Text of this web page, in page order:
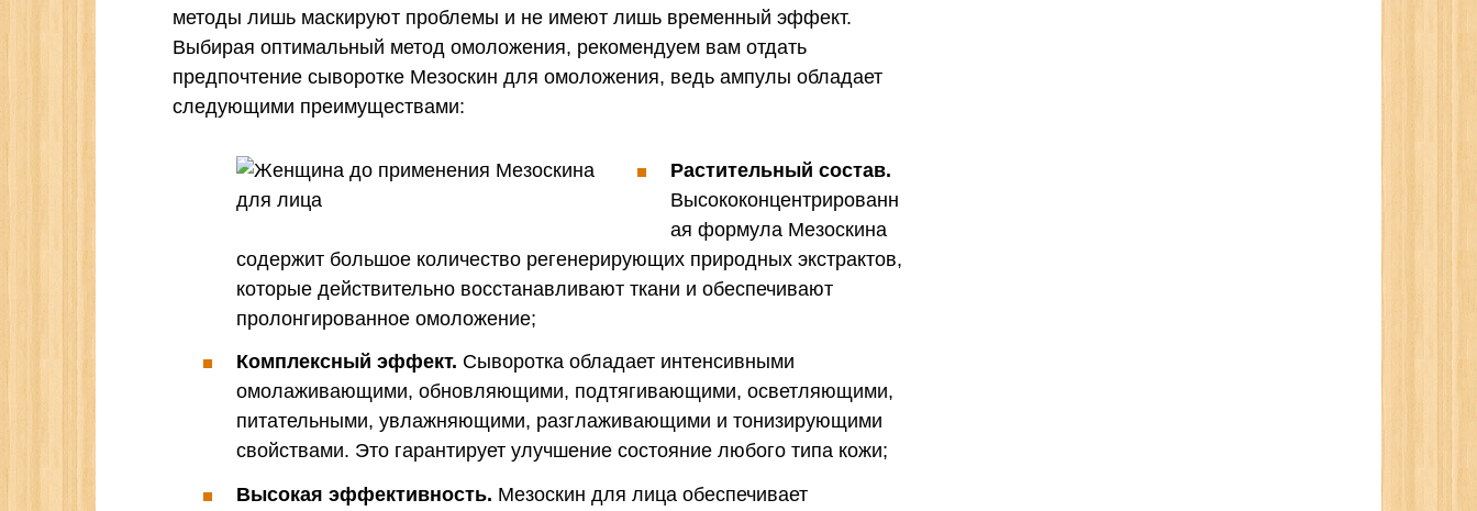
методы лишь маскируют проблемы и не имеют лишь временный эффект.
Выбирая оптимальный метод омоложения, рекомендуем вам отдать
предпочтение сыворотке Мезоскин для омоложения, ведь ампулы обладает
следующими преимуществами:
Растительный состав.
Высококонцентрированн
ая формула Мезоскина
содержит большое количество регенерирующих природных экстрактов,
которые действительно восстанавливают ткани и обеспечивают
пролонгированное омоложение;
Комплексный эффект. Сыворотка обладает интенсивными
омолаживающими, обновляющими, подтягивающими, осветляющими,
питательными, увлажняющими, разглаживающими и тонизирующими
свойствами. Это гарантирует улучшение состояние любого типа кожи;
Высокая эффективность. Мезоскин для лица обеспечивает